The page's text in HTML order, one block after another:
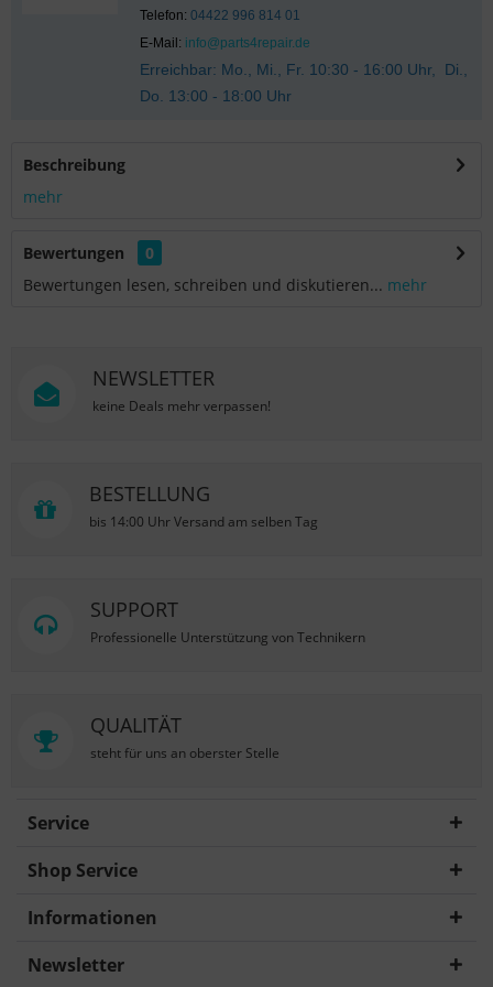
Telefon: 04422 996 814 01
E-Mail: info@parts4repair.de
Erreichbar: Mo., Mi., Fr. 10:30 - 16:00 Uhr, Di.,
Do. 13:00 - 18:00 Uhr
Beschreibung
mehr
Bewertungen
0
Bewertungen lesen, schreiben und diskutieren... mehr
NEWSLETTER
keine Deals mehr verpassen!
BESTELLUNG
bis 14:00 Uhr Versand am selben Tag
SUPPORT
Professionelle Unterstützung von Technikern
QUALITÄT
steht für uns an oberster Stelle
Service
Shop Service
Informationen
Newsletter